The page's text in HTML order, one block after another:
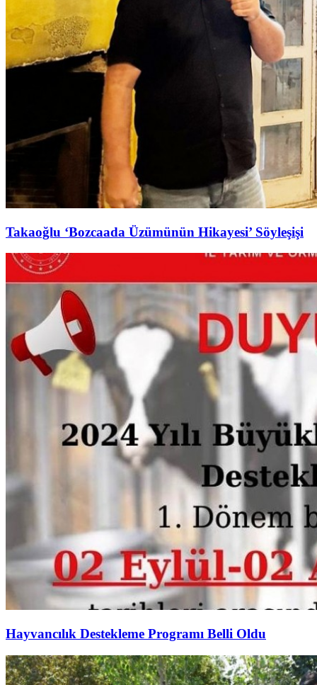
Takaoğlu ‘Bozcaada Üzümünün Hikayesi’ Söyleşişi
Hayvancılık Destekleme Programı Belli Oldu